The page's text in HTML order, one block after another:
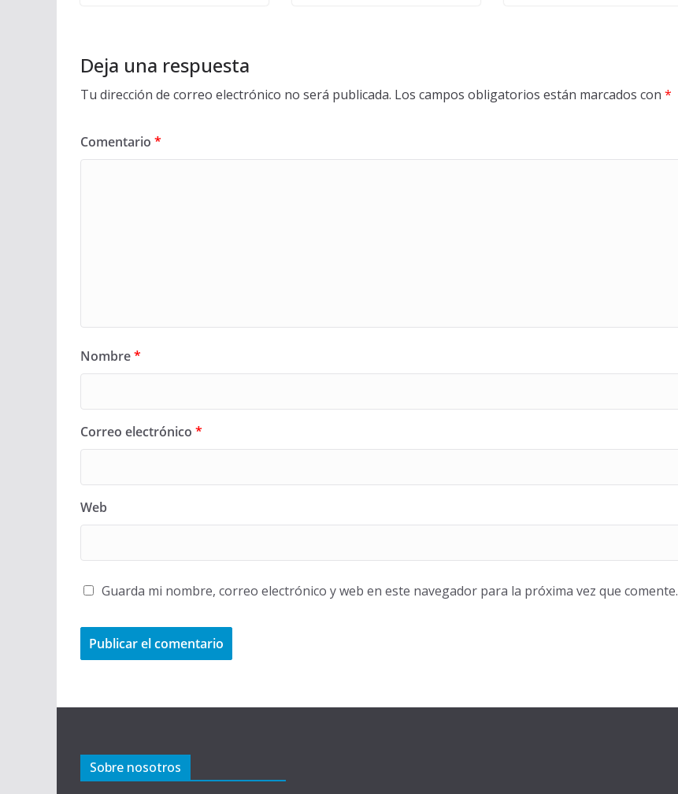
Deja una respuesta
Tu dirección de correo electrónico no será publicada. Los campos obligatorios están marcados con *
Comentario *
Nombre*
Correo electrónico *
Web
Guarda mi nombre, correo electrónico y web en este navegador para la próxima vez que comente.
Sobre nosotros